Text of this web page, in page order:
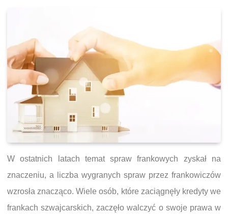
W ostatnich latach temat spraw frankowych zyskał na
znaczeniu, a liczba wygranych spraw przez frankowiczów
wzrosła znacząco. Wiele osób, które zaciągnęły kredyty we
frankach szwajcarskich, zaczęło walczyć o swoje prawa w